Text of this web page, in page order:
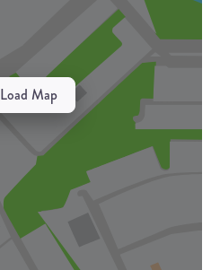
Load Map